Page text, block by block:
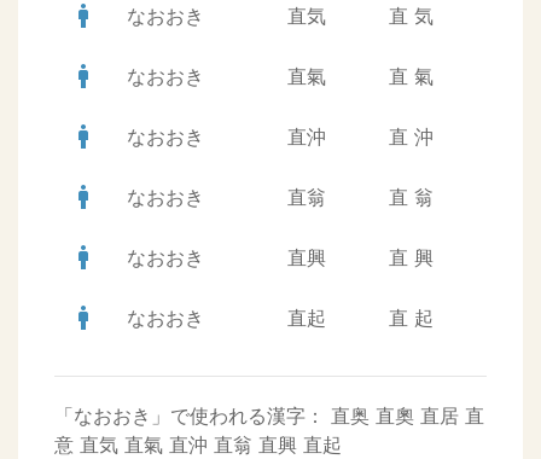
man なおおき 直気 直 気
man なおおき 直氣 直 氣
man なおおき 直沖 直 沖
man なおおき 直翁 直 翁
man なおおき 直興 直 興
man なおおき 直起 直 起
「なおおき」で使われる漢字： 直奥 直奧 直居 直
意 直気 直氣 直沖 直翁 直興 直起